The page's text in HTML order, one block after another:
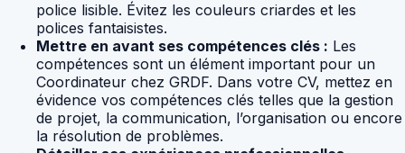
police lisible. Évitez les couleurs criardes et les
polices fantaisistes.
Mettre en avant ses compétences clés : Les
compétences sont un élément important pour un
Coordinateur chez GRDF. Dans votre CV, mettez en
évidence vos compétences clés telles que la gestion
de projet, la communication, l’organisation ou encore
la résolution de problèmes.